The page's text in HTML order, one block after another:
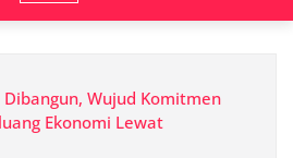
Dibangun, Wujud Komitmen
Ekonomi Lewat